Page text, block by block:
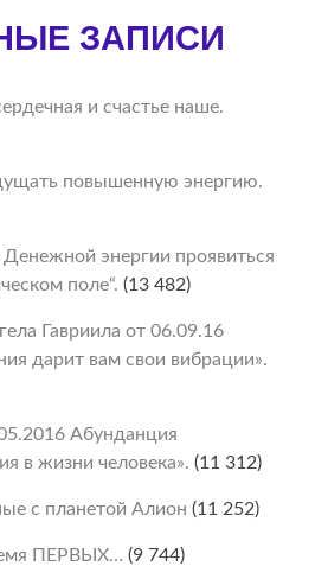
ЗАПИСИ
и счастье наше.
повышенную энергию.
энергии проявиться
поле“. (13 482)
Гавриила от 06.09.16
дарит вам свои вибрации».
Абунданция
в жизни человека». (11 312)
с планетой Алион (11 252)
ПЕРВЫХ… (9 744)